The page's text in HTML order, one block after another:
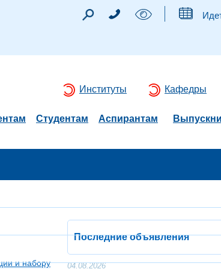
Институты Кафедры
Студентам Аспирантам
и набору
Последние объявления
04.08.2026